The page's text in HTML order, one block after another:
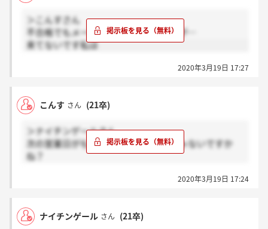
＞こんすさん
不合格でもメールは来ると思うんですが…
来てないです私は
2020年3月19日 17:27
こんす さん (21卒)
＞ナイチンゲールさん
次の営業日がもう23日なんでないんじゃないですか
ね？
不通過の場合でも今日中にメールか分かりますか？？
2020年3月19日 17:24
ナイチンゲール さん (21卒)